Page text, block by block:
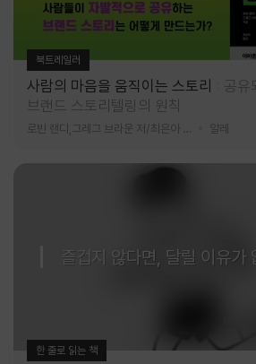
북트레일러
사람의 마음을 움직이는 스토리
공유
브랜드 스토리텔링의 원칙
알레
즐겁지 않다면, 달릴 이유가
한 줄로 읽는 책